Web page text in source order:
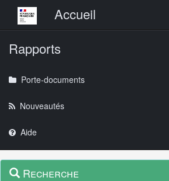
Menu principalAccueil
Rapports
Porte-documents
Nouveautés
Aide
Navigation
Menu
contextuel
Recherche